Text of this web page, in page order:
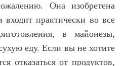
Она изобретена
входит практически во все
в майонезы,
еду. Если вы не хотите
отказаться от продуктов,